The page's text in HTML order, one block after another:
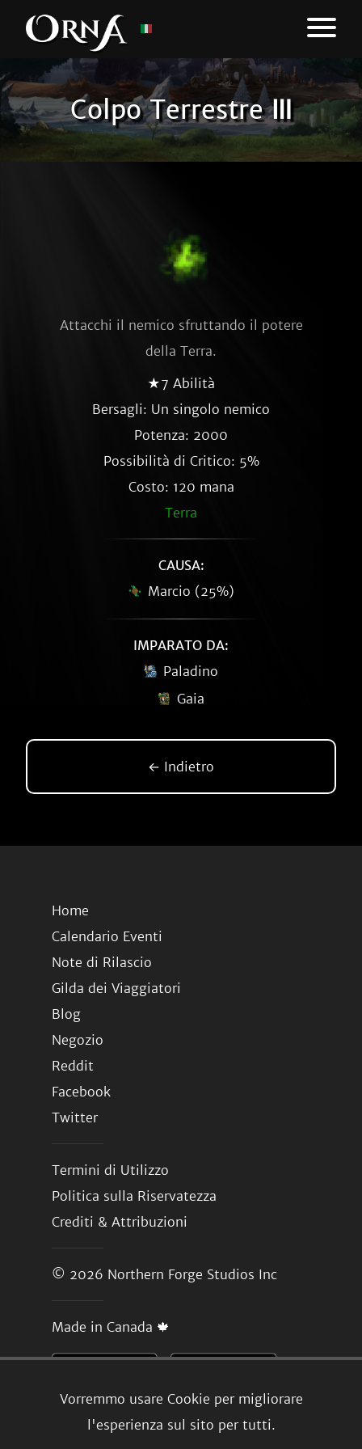
Colpo Terrestre Ⅲ
Vorremmo usare Cookie per migliorare
l'esperienza sul sito per tutti.
Attacchi il nemico sfruttando il potere
della Terra.
★7 Abilità
Bersagli: Un singolo nemico
Potenza: 2000
Possibilità di Critico: 5%
Costo: 120 mana
Terra
CAUSA:
Marcio (25%)
IMPARATO DA:
Paladino
Gaia
← Indietro
Home
Calendario Eventi
Note di Rilascio
Gilda dei Viaggiatori
Blog
Negozio
Reddit
Facebook
Twitter
Termini di Utilizzo
Politica sulla Riservatezza
Crediti & Attribuzioni
© 2026 Northern Forge Studios Inc
Made in Canada 🍁